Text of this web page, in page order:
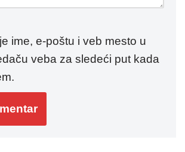
ime, e-poštu i veb mesto u
veba za sledeći put kada